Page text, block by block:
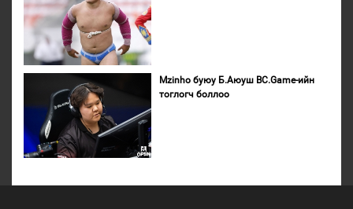
Mzinho буюу Б.Аюуш BC.Game-ийн
тоглогч боллоо